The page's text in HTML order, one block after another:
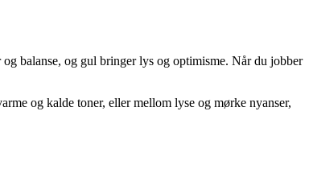
balanse, og gul bringer lys og optimisme. Når du jobber
og kalde toner, eller mellom lyse og mørke nyanser,